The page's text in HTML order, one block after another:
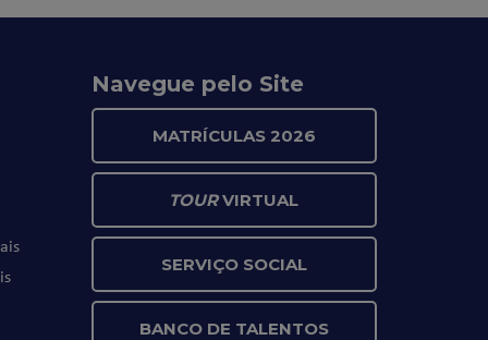
Navegue pelo Site
MATRÍCULAS 2026
TOURVIRTUAL
SERVIÇO SOCIAL
BANCO DE TALENTOS